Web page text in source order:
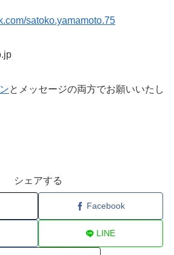
satoko.yamamoto.75
とメッセージの両方でお願いいたし
シェアする
Facebook
LINE